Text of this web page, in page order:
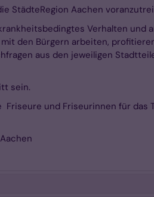
StädteRegion Aachen
Verhalten und
den Bürgern arbeiten,
aus den jeweiligen
sein.
und Friseurinnen für das